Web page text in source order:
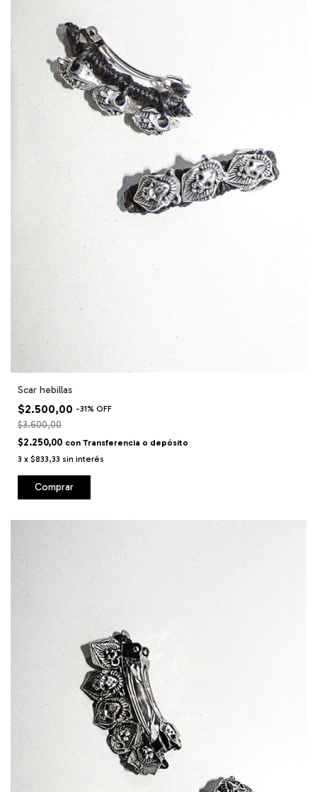
Scar hebillas
$2.500,00 -31% OFF
$3.600,00
$2.250,00 con Transferencia o depósito
3 x $833,33 sin interés